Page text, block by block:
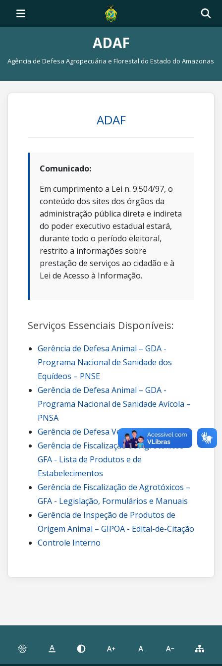
ADAF
Agência de Defesa Agropecuária e Florestal do Estado do Amazonas
ADAF
Comunicado:
Em cumprimento a Lei n. 9.504/97, o
conteúdo dos sites dos órgãos da
administração pública direta e indireta
do poder executivo estadual estará,
durante todo o período eleitoral,
restrito a informações sobre
prestação de serviços ao cidadão e à
Lei de Acesso à Informação.
Serviços Essenciais Disponíveis:
Gerência de Defesa Animal – GDA -
Programa Nacional de Sanidade dos
Equídeos – PNSE
Gerência de Defesa Animal – GDA -
Programa Nacional de Sanidade Avícola –
PNSA
Gerência de Defesa Vegetal – GDV
Gerência de Fiscalização de Agrotóxicos –
GFA - Lista de Produtos e de
Estabelecimentos
Gerência de Fiscalização de Agrotóxicos –
GFA - Legislação, Formulários e Manuais
Gerência de Inspeção de Produtos de
Origem Animal – GIPOA - Edital-de-Citação
Controle Interno